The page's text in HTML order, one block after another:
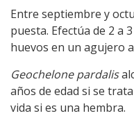
Entre septiembre y
puesta. Efectúa de 2 a
huevos en un agujero
Geochelone pardalis
años de edad si se
vida si es una hembra.